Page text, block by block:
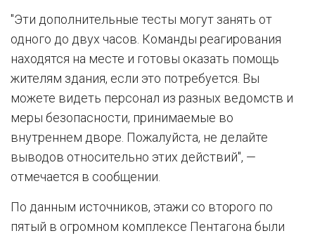
"Эти дополнительные тесты могут занять от
одного до двух часов. Команды реагирования
находятся на месте и готовы оказать помощь
жителям здания, если это потребуется. Вы
можете видеть персонал из разных ведомств и
меры безопасности, принимаемые во
внутреннем дворе. Пожалуйста, не делайте
выводов относительно этих действий", —
отмечается в сообщении.
По данным источников, этажи со второго по
пятый в огромном комплексе Пентагона были